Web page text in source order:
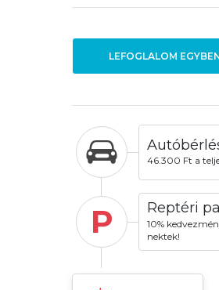
LEFOGLALOM
46.300 Ft a
P Reptéri
10%
nektek!